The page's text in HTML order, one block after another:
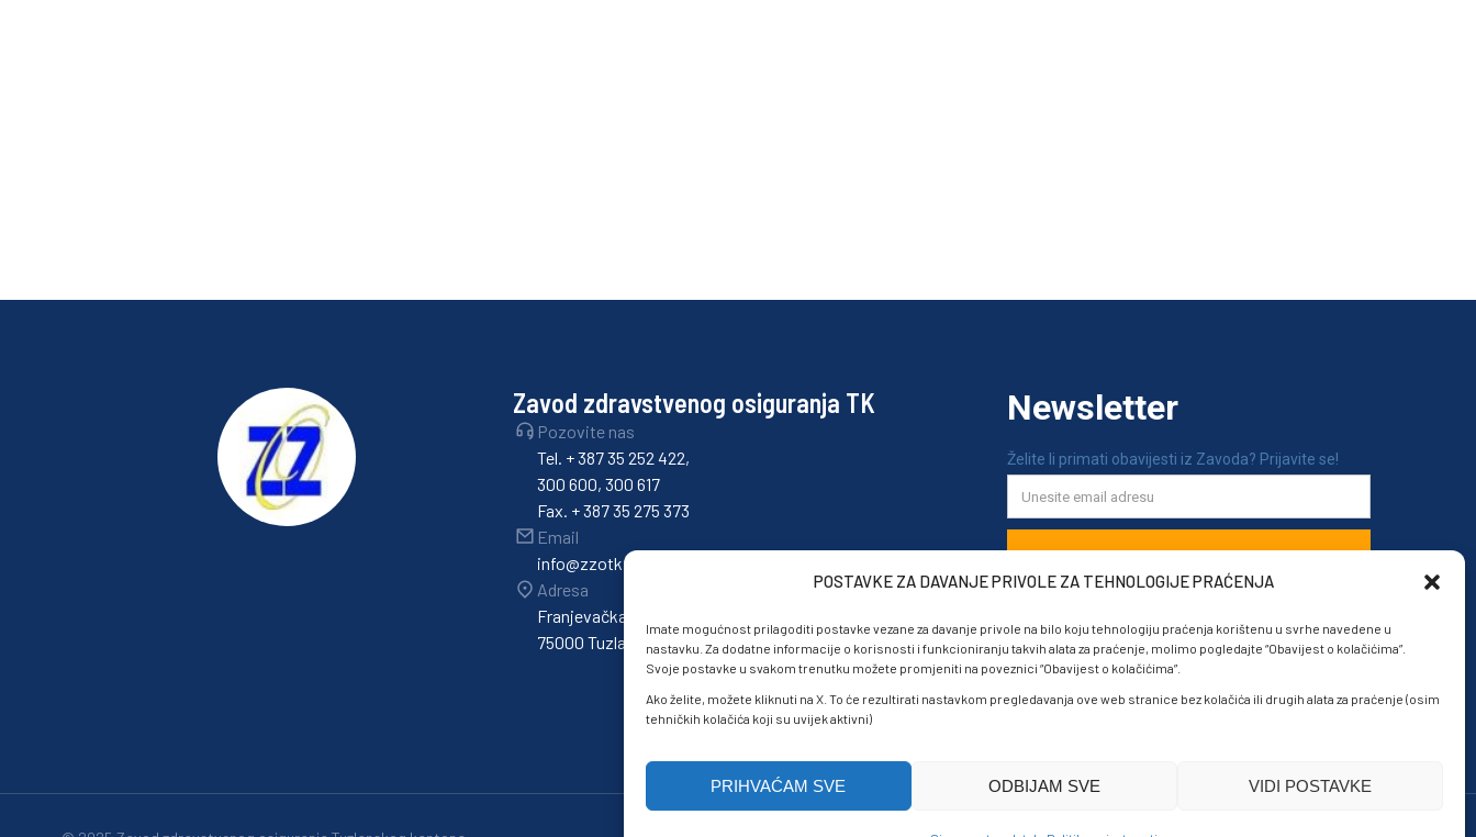
POSTAVKE ZA DAVANJE PRIVOLE ZA TEHNOLOGIJE PRAĆENJA
Imate mogućnost prilagoditi postavke vezane za davanje privole na bilo koju tehnologiju praćenja korištenu u svrhe navedene u
nastavku. Za dodatne informacije o korisnosti i funkcioniranju takvih alata za praćenje, molimo pogledajte “Obavijest o kolačićima”.
Svoje postavke u svakom trenutku možete promjeniti na poveznici “Obavijest o kolačićima”.
Ako želite, možete kliknuti na X. To će rezultirati nastavkom pregledavanja ove web stranice bez kolačića ili drugih alata za praćenje (osim
tehničkih kolačića koji su uvijek aktivni)
PRIHVAĆAM SVE ODBIJAM SVE VIDI POSTAVKE
Zavod zdravstvenog osiguranja TK
Pozovite nas
Tel. + 387 35 252 422,
300 600, 300 617
Fax. + 387 35 275 373
Email
info@zzotk.ba
Adresa
Franjevačka 36,
75000 Tuzla